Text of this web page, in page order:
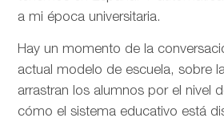
a mi época universitaria.
Hay un momento de la
actual modelo de escuela, sobre
arrastran los alumnos por el nivel
cómo el sistema educativo está